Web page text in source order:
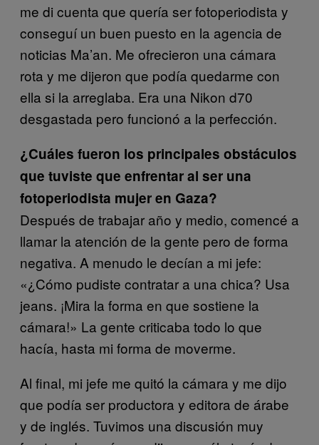
me di cuenta que quería ser fotoperiodista y
conseguí un buen puesto en la agencia de
noticias Ma’an. Me ofrecieron una cámara
rota y me dijeron que podía quedarme con
ella si la arreglaba. Era una Nikon d70
desgastada pero funcionó a la perfección.
¿Cuáles fueron los principales obstáculos
que tuviste que enfrentar al ser una
fotoperiodista mujer en Gaza?
Después de trabajar año y medio, comencé a
llamar la atención de la gente pero de forma
negativa. A menudo le decían a mi jefe:
«¿Cómo pudiste contratar a una chica? Usa
jeans. ¡Mira la forma en que sostiene la
cámara!» La gente criticaba todo lo que
hacía, hasta mi forma de moverme.
Al final, mi jefe me quitó la cámara y me dijo
que podía ser productora y editora de árabe
y de inglés. Tuvimos una discusión muy